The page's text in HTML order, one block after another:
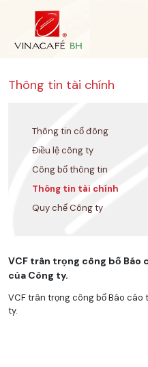
Thông tin tài chính
Thông tin cổ đông
Điều lệ công ty
Công bố thông tin
Thông tin tài chính
Quy chế Công ty
VCF trân trọng công bố Báo
của Công ty.
VCF trân trọng công bố Báo cáo
ty.